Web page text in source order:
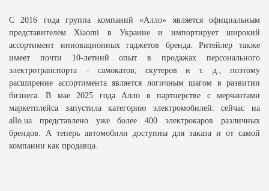
С 2016 года группа компаний «Алло» является официальным
представителем Xiaomi в Украине и импортирует широкий
ассортимент инновационных гаджетов бренда. Ритейлер также
имеет почти 10-летний опыт в продажах персонального
электротранспорта – самокатов, скутеров и т. д., поэтому
расширение ассортимента является логичным шагом в развитии
бизнеса. В мае 2025 года Алло в партнерстве с мерчантами
маркетплейса запустила категорию электромобилей: сейчас на
allo.ua представлено уже более 400 электрокаров различных
брендов. А теперь автомобили доступны для заказа и от самой
компании как продавца.